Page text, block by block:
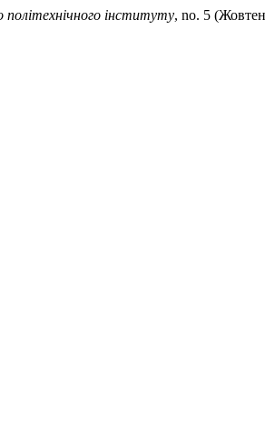
політехнічного інституту, no. 5